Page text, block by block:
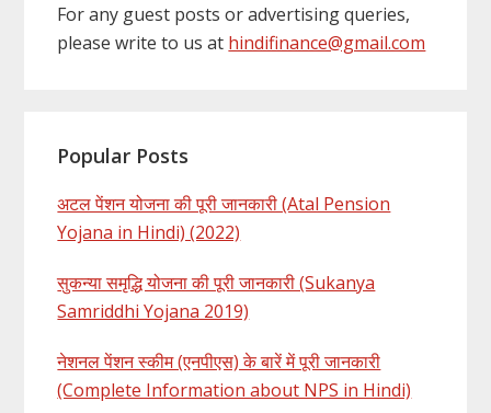
For any guest posts or advertising queries,
please write to us at hindifinance@gmail.com
Popular Posts
अटल पेंशन योजना की पूरी जानकारी (Atal Pension
Yojana in Hindi) (2022)
सुकन्या समृद्धि योजना की पूरी जानकारी (Sukanya
Samriddhi Yojana 2019)
नेशनल पेंशन स्कीम (एनपीएस) के बारें में पूरी जानकारी
(Complete Information about NPS in Hindi)